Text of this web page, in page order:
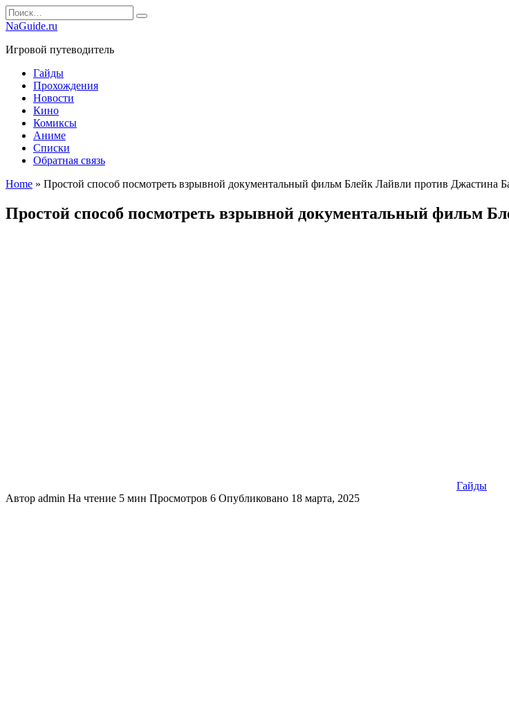
Перейти
к
Search
for:
NaGuide.ru
Игровой путеводитель
Гайды
Прохождения
Новости
Кино
Комиксы
Аниме
Списки
Обратная связь
Home » Простой способ посмотреть взрывной документальный фильм Блейк Лайвли против Джастина
Простой способ посмотреть взрывной документальный фильм
Гайды
Автор admin На чтение 5 мин Просмотров 6 Опубликовано 18 марта, 2025